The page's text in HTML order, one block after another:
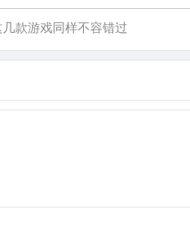
几款游戏同样不容错过